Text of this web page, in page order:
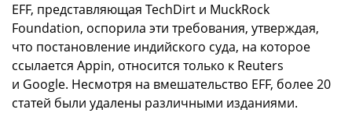
EFF, представляющая TechDirt и MuckRock
Foundation, оспорила эти требования, утверждая,
что постановление индийского суда, на которое
ссылается Appin, относится только к Reuters
и Google. Несмотря на вмешательство EFF, более 20
статей были удалены различными изданиями.